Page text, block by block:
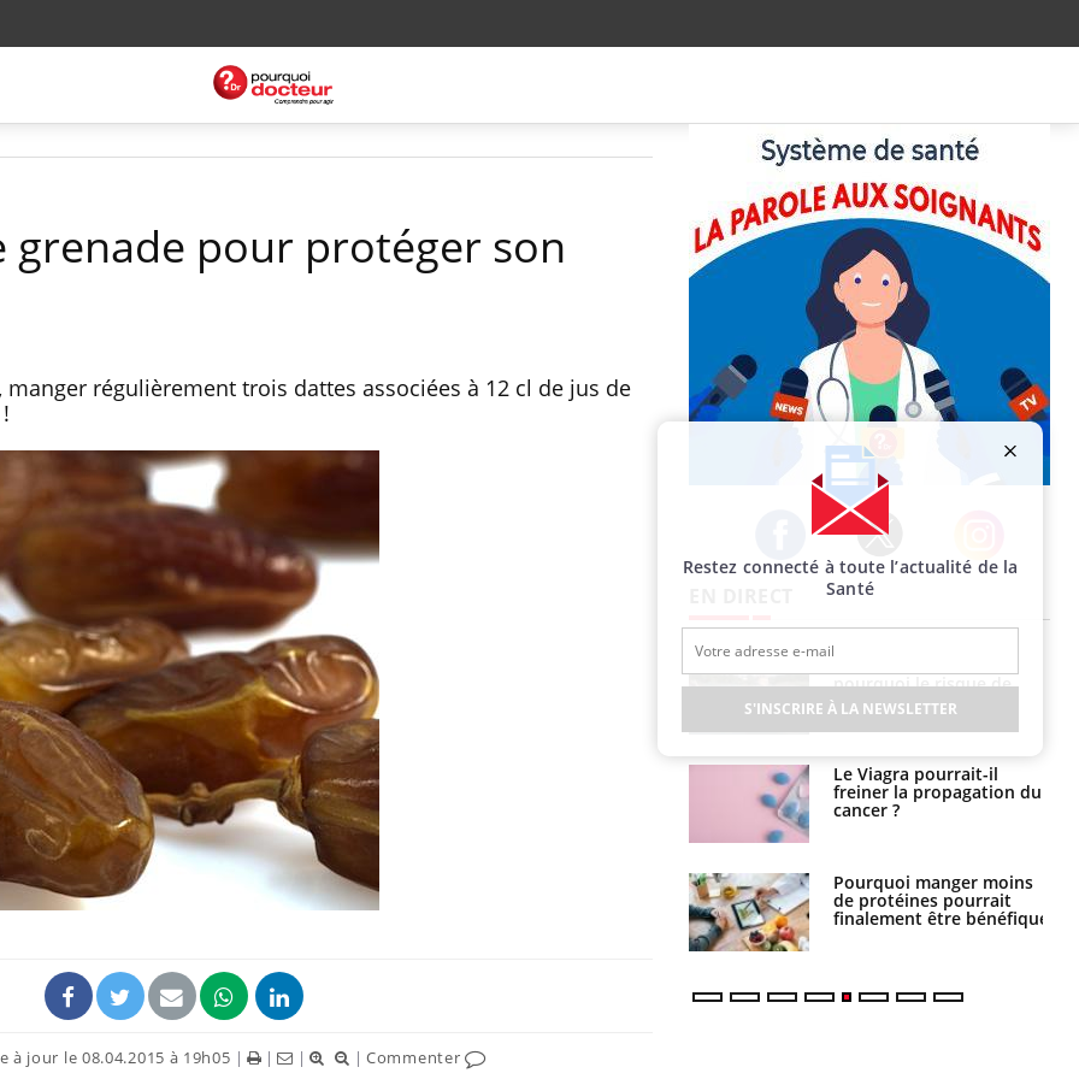
grenade pour protéger son
manger régulièrement trois dattes associées à 12 cl de jus de
à jour le 08.04.2015 à 19h05 | | | |Commenter
Facebook Twitter Instagram
Chikungunya, dengue,
West Nile : que se passe-
t-il dans le sud de la
France ?
Les médicaments GLP-1
protègent-ils aussi les os
Cytomégalovirus : ce qui
change dans la prise en
pourquoi le risque de
noyade grimpe-t-il ?
Le Viagra pourrait-il
freiner la propagation du
cancer ?
Pourquoi manger moins
de protéines pourrait
finalement être bénéfique
Restez connecté à toute l’actualité de la
Santé
S'INSCRIRE À LA NEWSLETTER